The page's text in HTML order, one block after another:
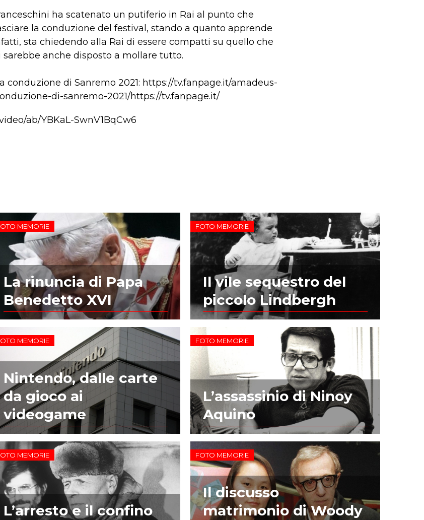
ha scatenato un putiferio in Rai al punto che
la conduzione del festival, stando a quanto apprende
sta chiedendo alla Rai di essere compatti su quello che
anche disposto a mollare tutto.
conduzione di Sanremo 2021: https://tv.fanpage.it/amadeus-
di-sanremo-2021/https://tv.fanpage.it/
ab/YBKaL-SwnV1BqCw6
MEMORIE
La rinuncia di Papa
Benedetto XVI
FOTO MEMORIE
Il vile sequestro del
piccolo Lindbergh
MEMORIE
Nintendo, dalle carte
da gioco ai
videogame
FOTO MEMORIE
L’assassinio di Ninoy
Aquino
MEMORIE
L’arresto e il confino
FOTO MEMORIE
Il discusso
matrimonio di Woody